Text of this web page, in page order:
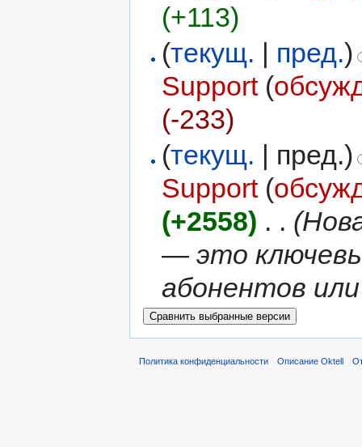
(+113)
(текущ. | пред.)
Support (
(-233)
(текущ. | пред.)
Support (
(+2558) . .
— это
абонентов
Политика конфиденциальности Описание Oktell